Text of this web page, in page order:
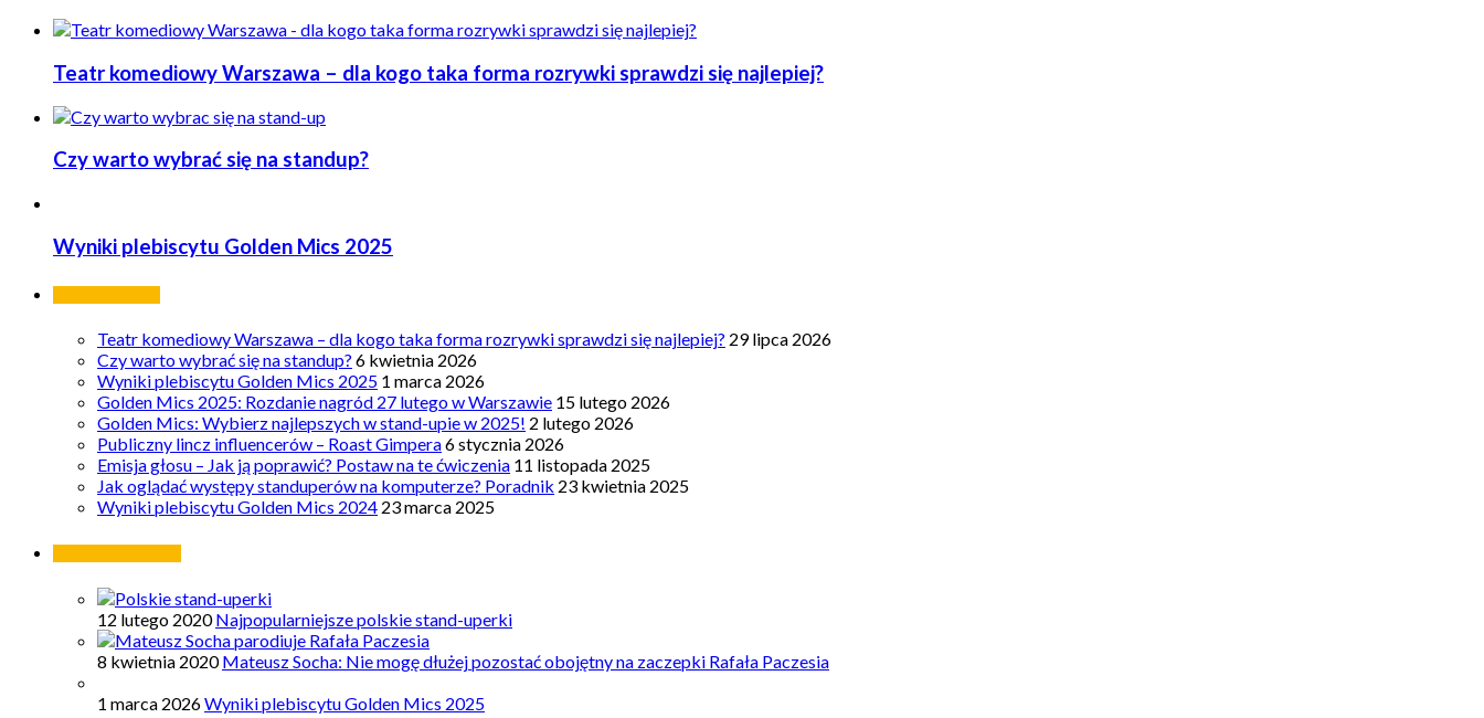
Teatr komediowy Warszawa – dla kogo taka forma rozrywki sprawdzi się najlepiej?
Czy warto wybrać się na standup?
Wyniki plebiscytu Golden Mics 2025
Teatr komediowy Warszawa – dla kogo taka forma rozrywki sprawdzi się najlepiej? 29 lipca 2026
Czy warto wybrać się na standup? 6 kwietnia 2026
Wyniki plebiscytu Golden Mics 2025 1 marca 2026
Golden Mics 2025: Rozdanie nagród 27 lutego w Warszawie 15 lutego 2026
Golden Mics: Wybierz najlepszych w stand-upie w 2025! 2 lutego 2026
Publiczny lincz influencerów – Roast Gimpera6 stycznia 2026
Emisja głosu – Jak ją poprawić? Postaw na te ćwiczenia 11 listopada 2025
Jak oglądać występy standuperów na komputerze? Poradnik 23 kwietnia 2025
Wyniki plebiscytu Golden Mics 2024 23 marca 2025
12 lutego 2020 Najpopularniejsze polskie stand-uperki
8 kwietnia 2020 Mateusz Socha: Nie mogę dłużej pozostać obojętny na zaczepki Rafała Paczesia
1 marca 2026Wyniki plebiscytu Golden Mics 2025